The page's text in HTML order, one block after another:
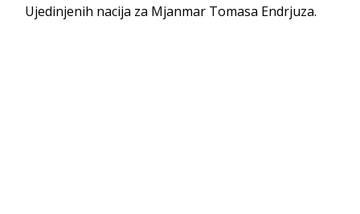
Ujedinjenih nacija za Mjanmar Tomasa Endrjuza.